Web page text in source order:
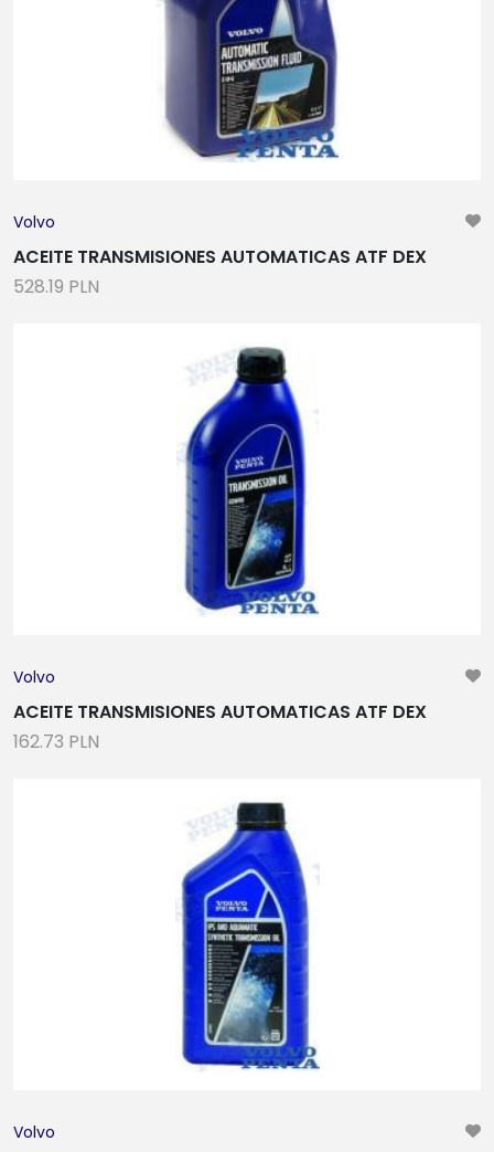
Volvo
ACEITE TRANSMISIONES AUTOMATICAS ATF DEX
528.19 PLN
Volvo
ACEITE TRANSMISIONES AUTOMATICAS ATF DEX
162.73 PLN
Volvo